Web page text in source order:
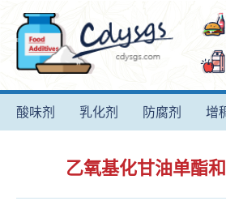
酸味剂 乳化剂 防腐剂 增
乙氧基化甘油单酯